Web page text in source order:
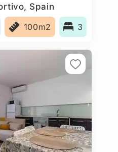
Spain
100m2 3